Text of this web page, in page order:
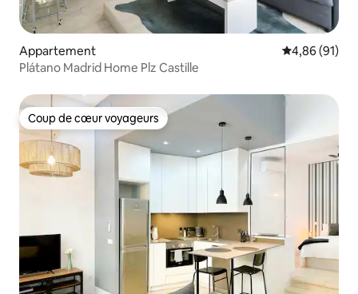
Appartement Évaluation
4,86 (91)
Plátano Madrid Home Plz Castille
Coup de cœur voyageurs
Coup de cœur voyageurs